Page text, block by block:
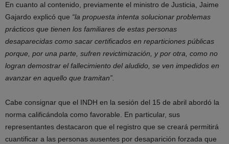
En cuanto al contenido, previamente el ministro de Justicia, Jaime
Gajardo explicó que “la propuesta intenta solucionar problemas
prácticos que tienen los familiares de estas personas
desaparecidas como sacar certificados en reparticiones públicas
porque, por una parte, sufren revictimización, y por otra, como no
logran demostrar el fallecimiento del aludido, se ven impedidos en
avanzar en aquello que tramitan”.
Cabe consignar que el INDH en la sesión del 15 de abril abordó la
norma calificándola como favorable. En particular, sus
representantes destacaron que el registro que se creará permitirá
cuantificar a las personas ausentes por desaparición forzada que